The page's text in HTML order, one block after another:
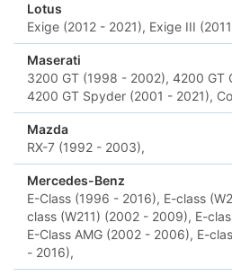
Lotus
Exige (2012 - 2021), Exige III
Maserati
3200 GT (1998 - 2002), 4200 GT
4200 GT Spyder (2001 - 2021),
Mazda
RX-7 (1992 - 2003),
Mercedes-Benz
E-Class (1996 - 2016), E-class
class (W211) (2002 - 2009), E-
E-Class AMG (2002 - 2006), E-
- 2016),